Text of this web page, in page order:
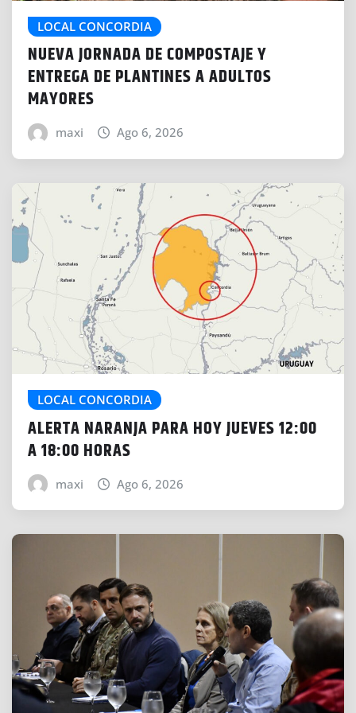
LOCAL CONCORDIA
NUEVA JORNADA DE COMPOSTAJE Y
ENTREGA DE PLANTINES A ADULTOS
MAYORES
maxi Ago 6, 2026
LOCAL CONCORDIA
ALERTA NARANJA PARA HOY JUEVES 12:00
A 18:00 HORAS
maxi Ago 6, 2026